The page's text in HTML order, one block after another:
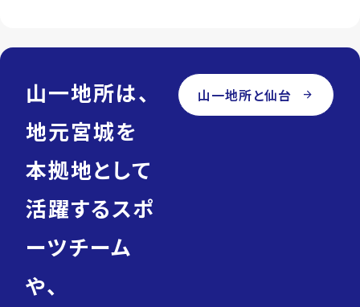
山一地所は、
地元宮城を
本拠地として
活躍するスポ
ーツチーム
や、
山一地所と仙台 arrow_forward